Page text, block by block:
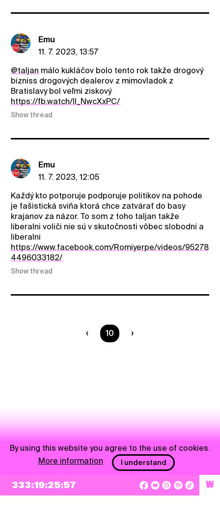
Emu
11. 7. 2023, 13:57
@taljan málo kukláčov bolo tento rok takže drogový
bizniss drogových dealerov z mimovladok z
Bratislavy bol veľmi ziskový
https://fb.watch/lI_NwcXxPC/
Show thread
Emu
11. 7. 2023, 12:05
Každý kto potporuje podporuje politikov na pohode
je fašistická sviňa ktorá chce zatvárať do basy
krajanov za názor. To som z toho taljan takže
liberalni voliči nie sú v skutočnosti vôbec slobodní a
liberalni
https://www.facebook.com/Romiyerpe/videos/95278
4496033182/
Show thread
You are on page
10
333:19:25:57 W
By using this website you agree to the use of cookies.
More information
I understand